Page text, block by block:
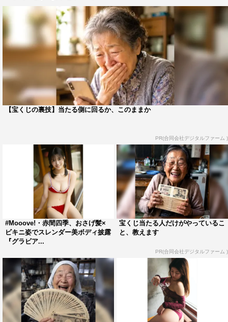
【宝くじの裏技】当たる側に回るか、このままか
PR(合同会社デジタルファーム )
#Mooove!・赤間四季、おさげ髪×
ビキニ姿でスレンダー美ボディ披露
『グラビア...
宝くじ当たる人だけがやっているこ
と、教えます
PR(合同会社デジタルファーム )